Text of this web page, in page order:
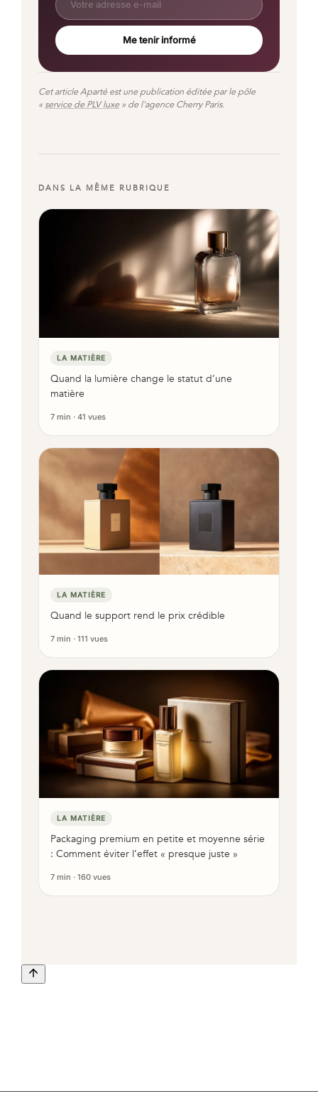
Me tenir informé
Cet article Aparté est une publication éditée par le pôle
«service de PLV luxe » de l'agence Cherry Paris.
DANS LA MÊME RUBRIQUE
LA MATIÈRE
Quand la lumière change le statut d’une
matière
7 min · 41 vues
LA MATIÈRE
Quand le support rend le prix crédible
7 min · 111 vues
LA MATIÈRE
Packaging premium en petite et moyenne série
: Comment éviter l’effet « presque juste »
7 min · 160 vues